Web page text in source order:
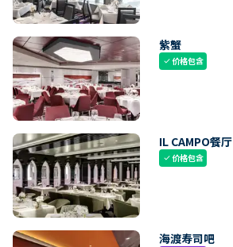
紫蟹
check价格包含
IL CAMPO餐厅
check价格包含
海渡寿司吧